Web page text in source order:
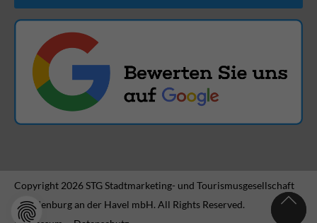
Copyright 2026 STG Stadtmarketing- und Tourismusgesellschaft
Brandenburg an der Havel mbH. All Rights Reserved.